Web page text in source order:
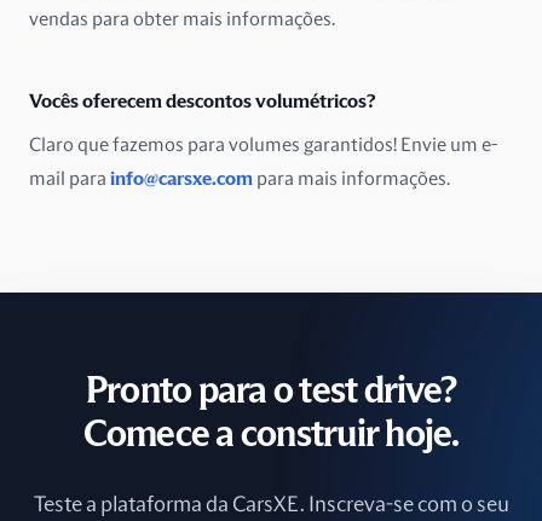
Omã
Peru
República Checa
vendas para obter mais informações.
Vocês oferecem descontos volumétricos?
Claro que fazemos para volumes garantidos! Envie um e-
mail para info@carsxe.com para mais informações.
Pronto para o test drive?
Comece a construir hoje.
Teste a plataforma da CarsXE. Inscreva-se com o seu